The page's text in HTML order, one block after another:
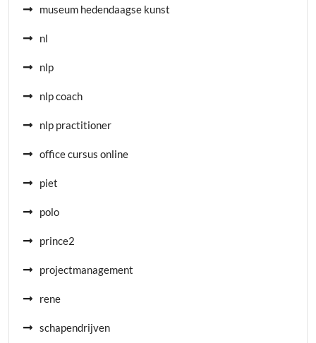
museum hedendaagse kunst
nl
nlp
nlp coach
nlp practitioner
office cursus online
piet
polo
prince2
projectmanagement
rene
schapendrijven